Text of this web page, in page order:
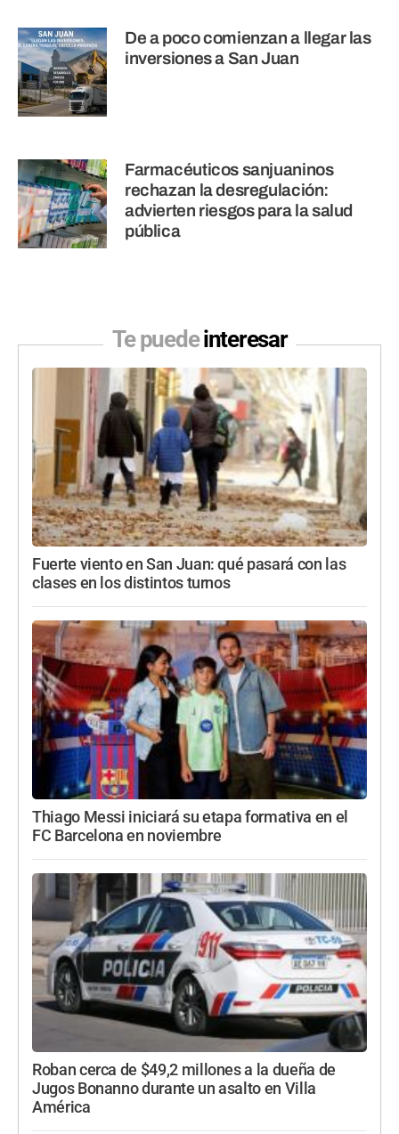
De a poco comienzan a llegar las
inversiones a San Juan
Farmacéuticos sanjuaninos
rechazan la desregulación:
advierten riesgos para la salud
pública
Te puedeinteresar
Fuerte viento en San Juan: qué pasará con las
clases en los distintos turnos
Thiago Messi iniciará su etapa formativa en el
FC Barcelona en noviembre
Roban cerca de $49,2 millones a la dueña de
Jugos Bonanno durante un asalto en Villa
América